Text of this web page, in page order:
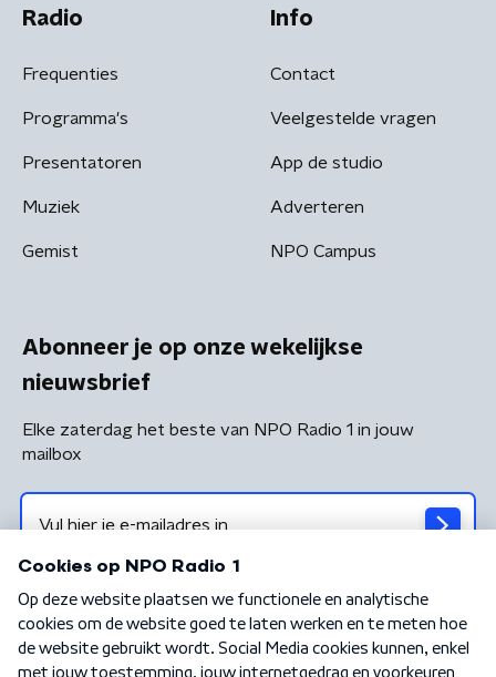
Radio
Frequenties
Programma's
Presentatoren
Muziek
Gemist
Info
Contact
Veelgestelde vragen
App de studio
Adverteren
NPO Campus
Abonneer je op onze wekelijkse
nieuwsbrief
Elke zaterdag het beste van NPO Radio 1 in jouw
mailbox
Algemene voorwaarden